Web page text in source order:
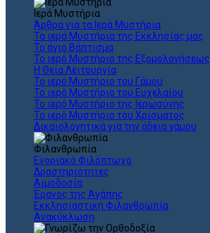
Ιερά Μυστήρια
Άρθρα για τα Ιερά Μυστήρια
Τα ιερά Μυστήρια της Εκκλησίας μας
Το άγιο Βάπτισμα
Το ιερό Μυστήριο της Εξομολογήσεως
Η Θεία Λειτουργία
Το ιερό Μυστήριο του Γάμου
Το ιερό Μυστήριο του Ευχελαίου
Το ιερό Μυστήριο της Ιερωσύνης
Το ιερό Μυστήριο του Χρίσματος
Δικαιολογητικά για την άδεια γάμου
Φιλανθρωπία
Ενοριακό Φιλόπτωχο
Δραστηριότητες
Αιμοδοσία
Έρανος της Αγάπης
Εκκλησιαστική Φιλανθρωπία
Ανακύκλωση